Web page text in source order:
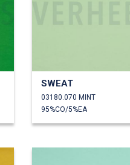
SWEAT
03180.070 MINT
95%CO/5%EA